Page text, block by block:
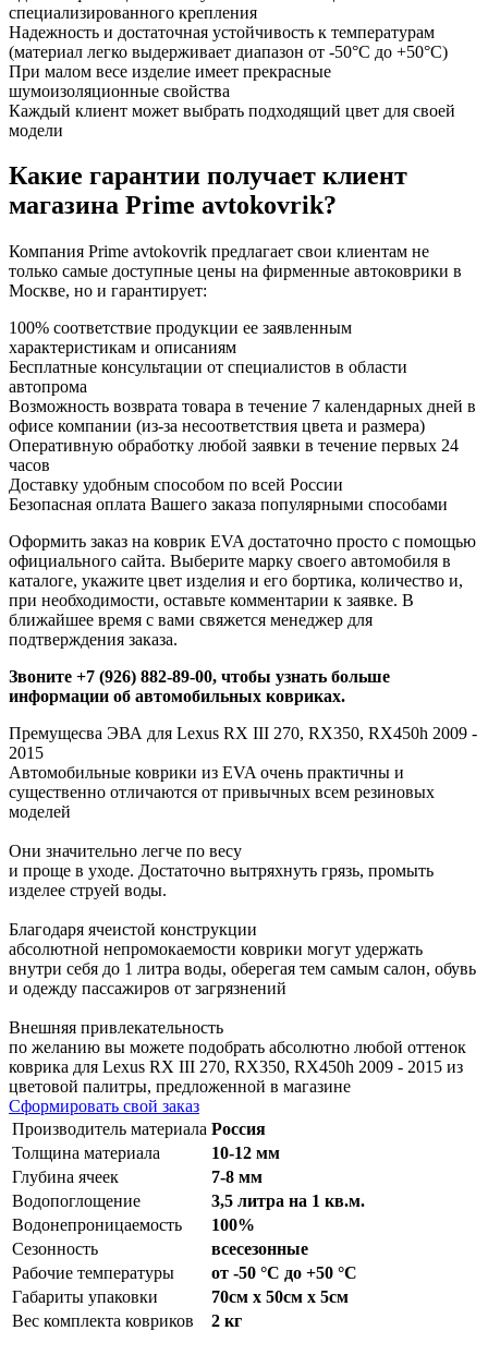
специализированного крепления
Надежность и достаточная устойчивость к температурам
(материал легко выдерживает диапазон от -50°С до +50°С)
При малом весе изделие имеет прекрасные
шумоизоляционные свойства
Каждый клиент может выбрать подходящий цвет для своей
модели
Какие гарантии получает клиент
магазина Prime avtokovrik?
Компания Prime avtokovrik предлагает свои клиентам не
только самые доступные цены на фирменные автоковрики в
Москве, но и гарантирует:
100% соответствие продукции ее заявленным
характеристикам и описаниям
Бесплатные консультации от специалистов в области
автопрома
Возможность возврата товара в течение 7 календарных дней в
офисе компании (из-за несоответствия цвета и размера)
Оперативную обработку любой заявки в течение первых 24
часов
Доставку удобным способом по всей России
Безопасная оплата Вашего заказа популярными способами
Оформить заказ на коврик EVA достаточно просто с помощью
официального сайта. Выберите марку своего автомобиля в
каталоге, укажите цвет изделия и его бортика, количество и,
при необходимости, оставьте комментарии к заявке. В
ближайшее время с вами свяжется менеджер для
подтверждения заказа.
Звоните +7 (926) 882-89-00, чтобы узнать больше
информации об автомобильных ковриках.
Премущесва ЭВА для Lexus RX III 270, RX350, RX450h 2009 -
2015
Автомобильные коврики из EVA очень практичны и
существенно отличаются от привычных всем резиновых
моделей
Они значительно легче по весу
и проще в уходе. Достаточно вытряхнуть грязь, промыть
изделее струей воды.
Благодаря ячеистой конструкции
абсолютной непромокаемости коврики могут удержать
внутри себя до 1 литра воды, оберегая тем самым салон, обувь
и одежду пассажиров от загрязнений
Внешняя привлекательность
по желанию вы можете подобрать абсолютно любой оттенок
коврика для Lexus RX III 270, RX350, RX450h 2009 - 2015 из
цветовой палитры, предложенной в магазине
Сформировать свой заказ
Производитель материала Россия
Толщина материала
10-12 мм
Глубина ячеек
7-8 мм
Водопоглощение
3,5 литра на 1 кв.м.
Водонепроницаемость
100%
Сезонность
всесезонные
Рабочие температуры
от -50 °С до +50 °С
Габариты упаковки
70см x 50см x 5см
Вес комплекта ковриков
2 кг